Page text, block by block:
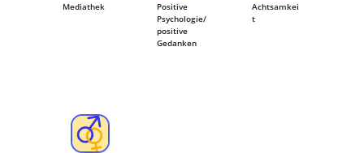
Mediathek
Positive
Psychologie/
positive
Gedanken
Achtsamkei
t